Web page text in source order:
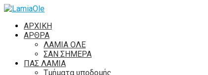
ΑΡΧΙΚΗ
ΑΡΘΡΑ
ΛΑΜΙΑ ΟΛΕ
ΣΑΝ ΣΗΜΕΡΑ
ΠΑΣ ΛΑΜΙΑ
Τμήματα υποδομής